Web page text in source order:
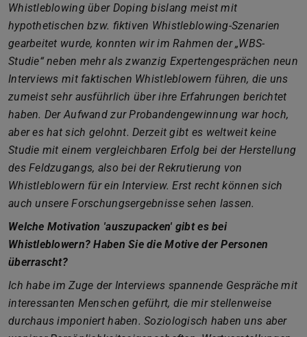
Whistleblowing über Doping bislang meist mit
hypothetischen bzw. fiktiven Whistleblowing-Szenarien
gearbeitet wurde, konnten wir im Rahmen der „WBS-
Studie“ neben mehr als zwanzig Expertengesprächen neun
Interviews mit faktischen Whistleblowern führen, die uns
zumeist sehr ausführlich über ihre Erfahrungen berichtet
haben. Der Aufwand zur Probandengewinnung war hoch,
aber es hat sich gelohnt. Derzeit gibt es weltweit keine
Studie mit einem vergleichbaren Erfolg bei der Herstellung
des Feldzugangs, also bei der Rekrutierung von
Whistleblowern für ein Interview. Erst recht können sich
auch unsere Forschungsergebnisse sehen lassen.
Welche Motivation 'auszupacken' gibt es bei
Whistleblowern? Haben Sie die Motive der Personen
überrascht?
Ich habe im Zuge der Interviews spannende Gespräche mit
interessanten Menschen geführt, die mir stellenweise
durchaus imponiert haben. Soziologisch haben uns aber